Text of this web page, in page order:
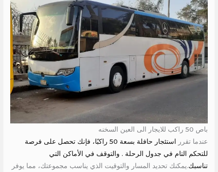
باص 50 راكب للايجار الى العين السخنه
عندما تقرر
استئجار حافلة بسعة 50 راكبًا، فإنك تحصل على فرصة
للتحكم التام في جدول الرحلة . والتوقف في الأماكن التي
تناسبك.يمكنك تحديد المسار والتوقيت الذي يناسب مجموعتك، مما يوفر